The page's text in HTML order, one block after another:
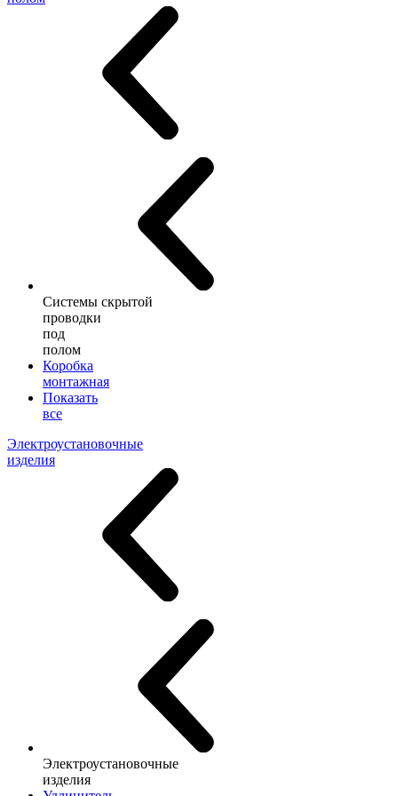
Системы скрытой
проводки
под
полом
Коробка
монтажная
Показать
все
Электроустановочные
изделия
Электроустановочные
изделия